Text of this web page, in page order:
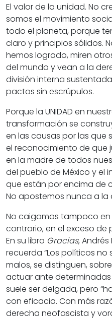
El valor de la unidad. No
somos el movimiento
todo el planeta, porque
claro y principios sólidos.
hemos logrado, miren
del mundo y vean a la
división interna
pactos sin escrúpulos.
Porque la UNIDAD en
transformación se
en las causas por las que
el reconocimiento de que
en la madre de todos
del pueblo de México y el
que están por encima de
No apostemos nunca a la
No caigamos tampoco en
contrario, en el exceso de
En su libro Gracias,
recuerda “Los políticos
malos, se distinguen,
actuar ante determinadas
suele ser delgada, pero
con eficacia. Con más
derecha neofascista y